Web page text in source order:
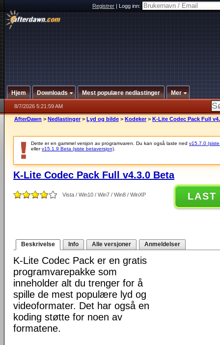
Registrer|Logg inn:
Hjem Downloads Mest populære nedlastinger Mer
8/7/2026 5:21:59 AM
AfterDawn > Nedlastinger > Lyd og bilde > Kodeker > K-Lite Codec Pack Full
Dette er en gammel versjon av programvaren. Du kan også laste ned v15.7.0
ellerv15.1.9 Beta (siste betaversjon)
K-Lite Codec Pack Full v4.3.0 Beta
Vista / Win10 / Win7 / Win8 / WinXP LAST
Beskrivelse Info Alle versjoner Anmeldelser
K-Lite Codec Pack er en gratis
programvarepakke som
inneholder alt du trenger for å
spille de mest populære lyd og
videoformater. Det har også en
koding støtte for noen av
formatene.